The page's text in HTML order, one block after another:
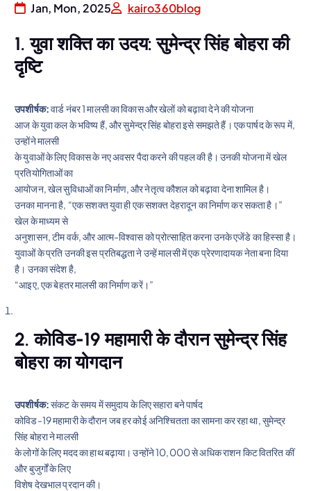
Jan, Mon, 2025 kairo360blog
1. युवा शक्ति का उदय: सुमेन्द्र सिंह बोहरा की
दृष्टि
उपशीर्षक:वार्ड नंबर 1 मालसी का विकास और खेलों को बढ़ावा देने की योजना
आज के युवा कल के भविष्य हैं, और सुमेन्द्र सिंह बोहरा इसे समझते हैं। एक पार्षद के रूप में,
उन्होंने मालसी
के युवाओं के लिए विकास के नए अवसर पैदा करने की पहल की है। उनकी योजना में खेल
प्रतियोगिताओं का
आयोजन, खेल सुविधाओं का निर्माण, और नेतृत्व कौशल को बढ़ावा देना शामिल है।
उनका मानना है, “एक सशक्त युवा ही एक सशक्त देहरादून का निर्माण कर सकता है।”
खेल के माध्यम से
अनुशासन, टीम वर्क, और आत्म-विश्वास को प्रोत्साहित करना उनके एजेंडे का हिस्सा है।
युवाओं के प्रति उनकी इस प्रतिबद्धता ने उन्हें मालसी में एक प्रेरणादायक नेता बना दिया
है। उनका संदेश है,
“आइए, एक बेहतर मालसी का निर्माण करें।”
2. कोविड-19 महामारी के दौरान सुमेन्द्र सिंह
बोहरा का योगदान
उपशीर्षक:संकट के समय में समुदाय के लिए सहारा बने पार्षद
कोविड-19 महामारी के दौरान जब हर कोई अनिश्चितता का सामना कर रहा था, सुमेन्द्र
सिंह बोहरा ने मालसी
के लोगों के लिए मदद का हाथ बढ़ाया। उन्होंने 10,000 से अधिक राशन किट वितरित कीं
और बुजुर्गों के लिए
विशेष देखभाल प्रदान की।